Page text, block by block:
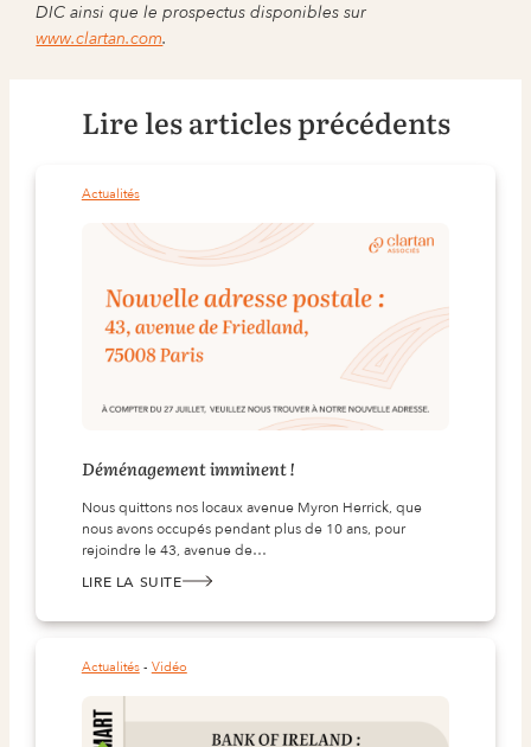
DIC ainsi que le prospectus disponibles sur
www.clartan.com.
Lire les articles précédents
Actualités
Déménagement imminent !
Nous quittons nos locaux avenue Myron Herrick, que
nous avons occupés pendant plus de 10 ans, pour
rejoindre le 43, avenue de…
LIRE LA SUITE
:
Actualités - Vidéo